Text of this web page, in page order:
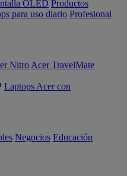
OLED Productos
para uso diario Profesional
Nitro Acer TravelMate
Laptops Acer con
Negocios Educación